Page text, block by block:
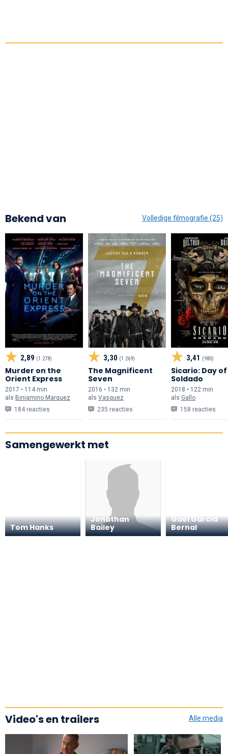
Bekend van Volledige filmografie (25)
2,89 (1.278)
Murder on the
Orient Express
2017 • 114 min
als Biniamino Marquez
184 reacties
3,30 (1.269)
The Magnificent
Seven
2016 • 132 min
als Vasquez
235 reacties
3,41 (980)
Sicario: Day
Soldado
2018 • 122 min
als Gallo
158 reacties
Samengewerkt met
Tom Hanks
Jonathan
Bailey
Gael García
Bernal
Video's en trailers Alle media